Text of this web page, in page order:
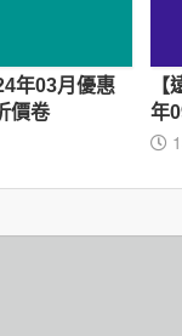
年03月優惠
價卷
年
卷